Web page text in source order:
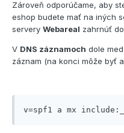
Zároveň odporúčame, aby
eshop budete mať na iných
servery Webareal zahrnúť
V DNS záznamoch dole
záznam (na konci môže byť
v=spf1 a mx